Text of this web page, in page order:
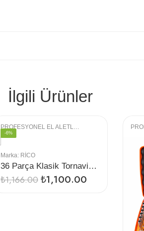
İlgili Ürünler
TORNAVIDA GRUBU
Marka: RİCO
36 Parça Klasik Tornavida Seti
-6%
₺1,166.00₺1,100.00